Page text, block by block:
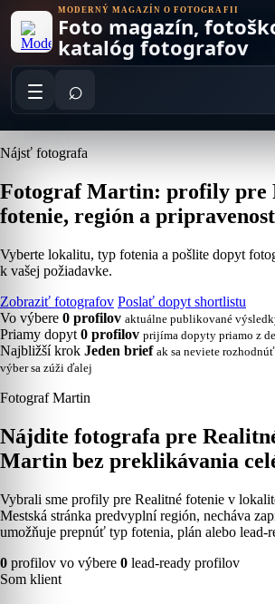
content
MODERNÝ MAGAZÍN O FOTOGRAFII
Foto magazín,
katalóg fotografov
⌕
Nájsť fotografa
Fotograf Martin: profily pre
fotenie, región a
Vyberte lokalitu, typ fotenia a pošlite dopyt
k vašej požiadavke.
Zobraziť fotografov Poslať dopyt shortlistu
Vo výbere 0 profilov aktuálne publikované
Priamy dopyt 0 profilov prijíma dopyty priamo z
Najbližší krok Jeden brief ak sa neviete
výber sa zúži ďalej
Fotograf Martin
Nájdite fotografa pre
Martin bez preklikávania
Vybrali sme profily pre Realitné fotenie v
Mestská stránka predvyplní región, necháva
umožňuje prepnúť typ fotenia, plán alebo lead-
0 profilov vo výbere 0 lead-ready profilov
Som klient